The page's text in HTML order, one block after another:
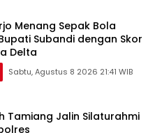
Menang Sepak Bola
Subandi dengan Skor
Delta
Sabtu, Agustus 8 2026 21:41 WIB
Tamiang Jalin Silaturahmi